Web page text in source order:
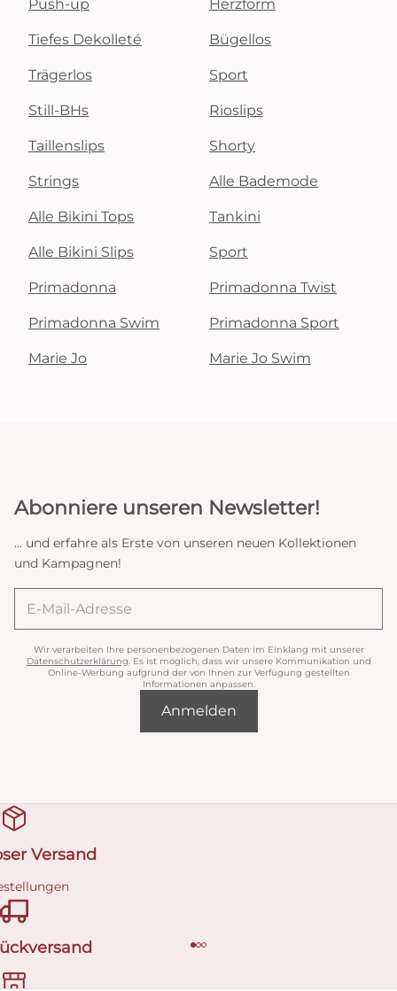
Push-up Herzform
Tiefes Dekolleté Bügellos
Trägerlos Sport
Still-BHs Rioslips
Taillenslips Shorty
Strings Alle Bademode
Alle Bikini Tops Tankini
Alle Bikini Slips Sport
Primadonna Primadonna Twist
Primadonna Swim Primadonna Sport
Marie Jo Marie Jo Swim
Abonniere unseren Newsletter!
... und erfahre als Erste von unseren neuen Kollektionen
und Kampagnen!
Wir verarbeiten Ihre personenbezogenen Daten im Einklang mit unserer
Datenschutzerklärung . Es ist möglich, dass wir unsere Kommunikation und
Online-Werbung aufgrund der von Ihnen zur Verfügung gestellten
Informationen anpassen.
Anmelden
Versand